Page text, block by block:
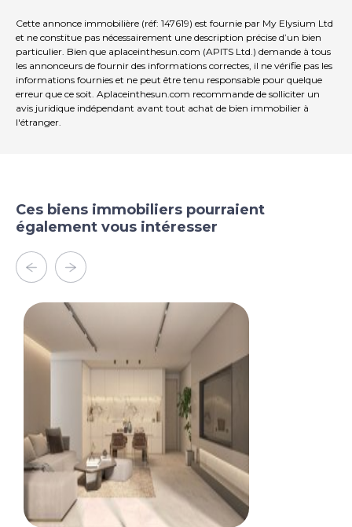
Cette annonce immobilière (réf: 147619) est fournie par My Elysium Ltd
et ne constitue pas nécessairement une description précise d’un bien
particulier. Bien que aplaceinthesun.com (APITS Ltd.) demande à tous
les annonceurs de fournir des informations correctes, il ne vérifie pas les
informations fournies et ne peut être tenu responsable pour quelque
erreur que ce soit. Aplaceinthesun.com recommande de solliciter un
avis juridique indépendant avant tout achat de bien immobilier à
l'étranger.
Ces biens immobiliers pourraient
également vous intéresser